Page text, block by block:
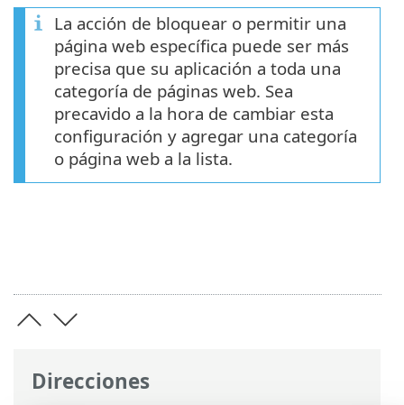
Direcciones
La acción de bloquear o permitir una
página web específica puede ser más
precisa que su aplicación a toda una
categoría de páginas web. Sea
precavido a la hora de cambiar esta
configuración y agregar una categoría
o página web a la lista.